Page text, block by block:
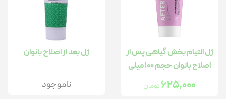
ژل التیام بخش گیاهی پس از
اصلاح بانوان حجم 100 میلی
لیتر
625,000تومان
ژل بعد از اصلاح بانوان
ناموجود